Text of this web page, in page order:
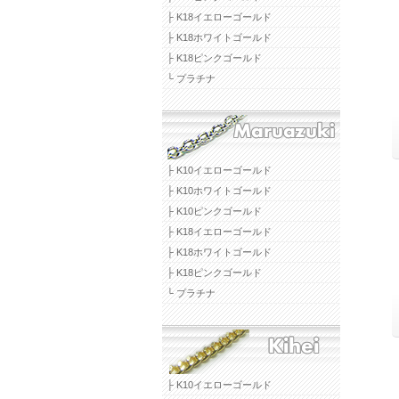
├ K18イエローゴールド
├ K18ホワイトゴールド
├ K18ピンクゴールド
└ プラチナ
├ K10イエローゴールド
├ K10ホワイトゴールド
├ K10ピンクゴールド
├ K18イエローゴールド
├ K18ホワイトゴールド
├ K18ピンクゴールド
└ プラチナ
├ K10イエローゴールド